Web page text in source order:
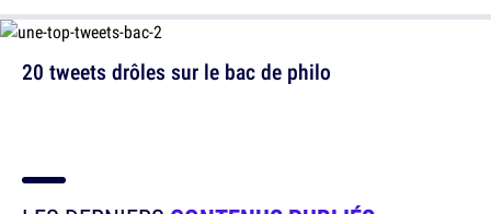
20 tweets drôles sur le bac de philo